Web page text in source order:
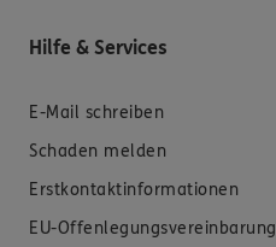
Hilfe & Services
E-Mail schreiben
Schaden melden
Erstkontaktinformationen
EU-Offenlegungsvereinbarung